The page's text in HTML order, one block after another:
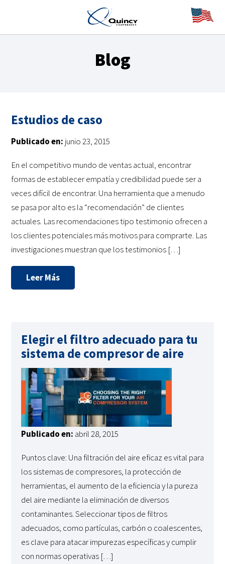
Blog
Estudios de caso
Publicado en: junio 23, 2015
En el competitivo mundo de ventas actual, encontrar
formas de establecer empatía y credibilidad puede ser a
veces difícil de encontrar. Una herramienta que a menudo
se pasa por alto es la “recomendación” de clientes
actuales. Las recomendaciones tipo testimonio ofrecen a
los clientes potenciales más motivos para comprarte. Las
investigaciones muestran que los testimonios […]
Leer Más
Elegir el filtro adecuado para tu
sistema de compresor de aire
Publicado en: abril 28, 2015
Puntos clave: Una filtración del aire eficaz es vital para
los sistemas de compresores, la protección de
herramientas, el aumento de la eficiencia y la pureza
del aire mediante la eliminación de diversos
contaminantes. Seleccionar tipos de filtros
adecuados, como partículas, carbón o coalescentes,
es clave para atacar impurezas específicas y cumplir
con normas operativas […]